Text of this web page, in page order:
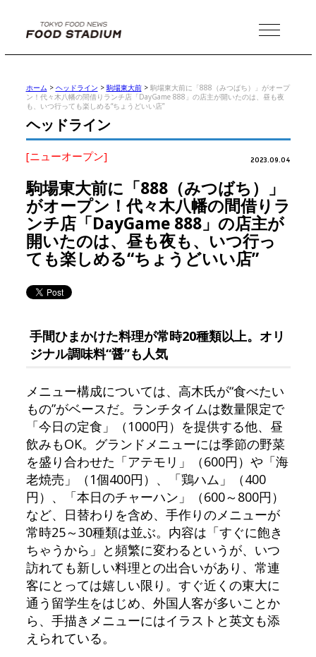
MENU
ホーム > ヘッドライン >駒場東大前> 駒場東大前に「888（みつばち）」がオープ
ン！代々木八幡の間借りランチ店「DayGame 888」の店主が開いたのは、昼も夜
も、いつ行っても楽しめる“ちょうどいい店”
ヘッドライン
[ニューオープン] 2023.09.04
駒場東大前に「888（みつばち）」
がオープン！代々木八幡の間借りラ
ンチ店「DayGame 888」の店主が
開いたのは、昼も夜も、いつ行っ
ても楽しめる“ちょうどいい店”
手間ひまかけた料理が常時20種類以上。オリ
ジナル調味料“醤”も人気
メニュー構成については、高木氏が“食べたい
もの”がベースだ。ランチタイムは数量限定で
「今日の定食」（1000円）を提供する他、昼
飲みもOK。グランドメニューには季節の野菜
を盛り合わせた「アテモリ」（600円）や「海
老焼売」（1個400円）、「鶏ハム」（400
円）、「本日のチャーハン」（600～800円）
など、日替わりを含め、手作りのメニューが
常時25～30種類は並ぶ。内容は「すぐに飽き
ちゃうから」と頻繁に変わるというが、いつ
訪れても新しい料理との出合いがあり、常連
客にとっては嬉しい限り。すぐ近くの東大に
通う留学生をはじめ、外国人客が多いことか
ら、手描きメニューにはイラストと英文も添
えられている。